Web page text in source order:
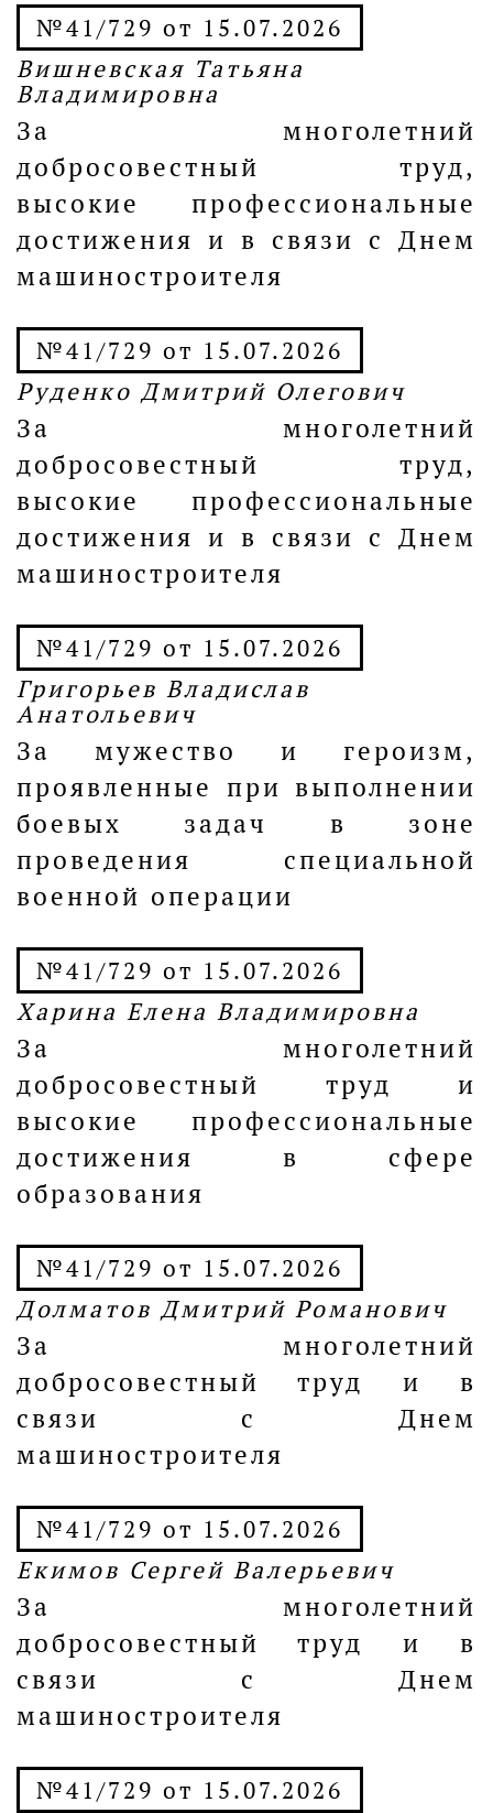
№41/729 от 15.07.2026
Вишневская Татьяна
Владимировна
За многолетний
добросовестный труд,
высокие профессиональные
достижения и в связи с Днем
машиностроителя
№41/729 от 15.07.2026
Руденко Дмитрий Олегович
За многолетний
добросовестный труд,
высокие профессиональные
достижения и в связи с Днем
машиностроителя
№41/729 от 15.07.2026
Григорьев Владислав
Анатольевич
За мужество и героизм,
проявленные при выполнении
боевых задач в зоне
проведения специальной
военной операции
№41/729 от 15.07.2026
Харина Елена Владимировна
За многолетний
добросовестный труд и
высокие профессиональные
достижения в сфере
образования
№41/729 от 15.07.2026
Долматов Дмитрий Романович
За многолетний
добросовестный труд и в
связи с Днем
машиностроителя
№41/729 от 15.07.2026
Екимов Сергей Валерьевич
За многолетний
добросовестный труд и в
связи с Днем
машиностроителя
№41/729 от 15.07.2026